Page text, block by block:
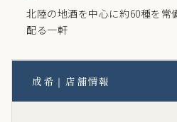
北陸の地酒を中心に約60種を
配る一軒
成希｜店舗情報